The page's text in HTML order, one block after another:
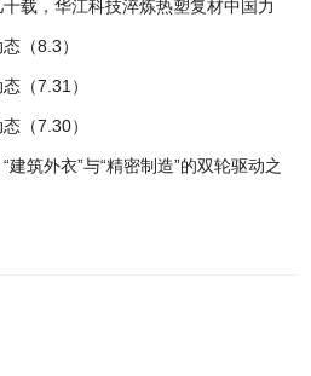
十载，华江科技淬炼热塑复材中国力
（8.3）
（7.31）
（7.30）
建筑外衣”与“精密制造”的双轮驱动之